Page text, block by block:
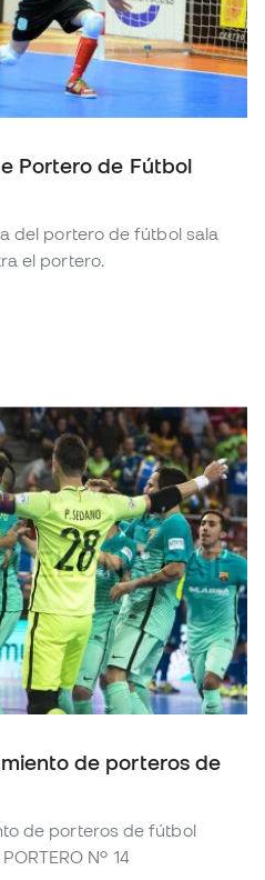
Portero de Fútbol
del portero de fútbol sala
el portero.
de porteros de
de porteros de fútbol
Nº 14